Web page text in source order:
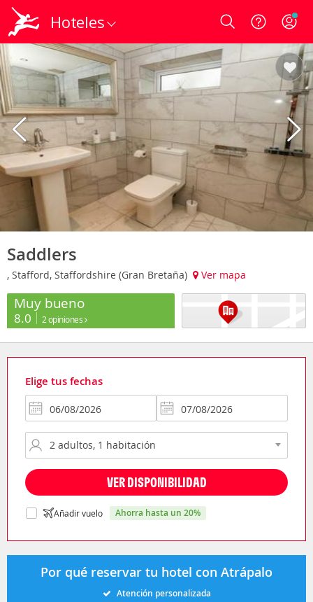
Hoteles Login
Saddlers
, Stafford, Staffordshire (Gran Bretaña) Ver mapa
Muy bueno
8.0 2 opiniones
Elige tus fechas
VER DISPONIBILIDAD
Añadir vuelo ahorra hasta un 20%
Por qué reservar tu hotel con Atrápalo
Atención personalizada